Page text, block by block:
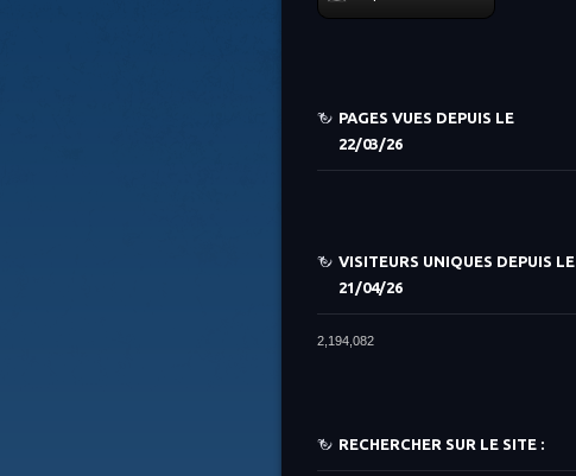
PAGES VUES DEPUIS LE
22/03/26
VISITEURS UNIQUES DEPUIS LE
21/04/26
2,194,082
RECHERCHER SUR LE SITE :